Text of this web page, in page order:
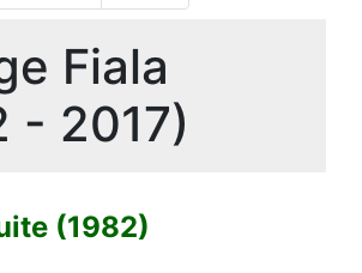
Fiala
- 2017)
(1982)